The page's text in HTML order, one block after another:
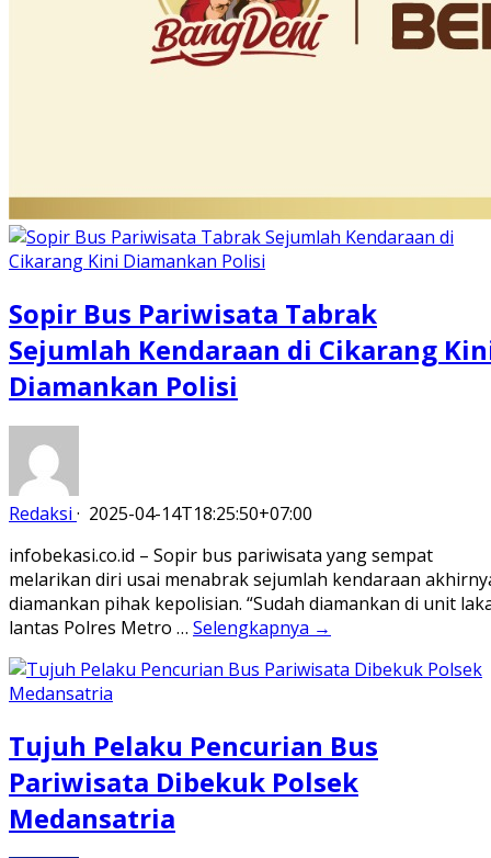
Sopir Bus Pariwisata Tabrak
Sejumlah Kendaraan di Cikarang
Diamankan Polisi
Redaksi · 2025-04-14T18:25:50+07:00
infobekasi.co.id – Sopir bus pariwisata yang sempat
melarikan diri usai menabrak sejumlah kendaraan
diamankan pihak kepolisian. “Sudah diamankan di unit
lantas Polres Metro … Selengkapnya →
Tujuh Pelaku Pencurian Bus
Pariwisata Dibekuk Polsek
Medansatria